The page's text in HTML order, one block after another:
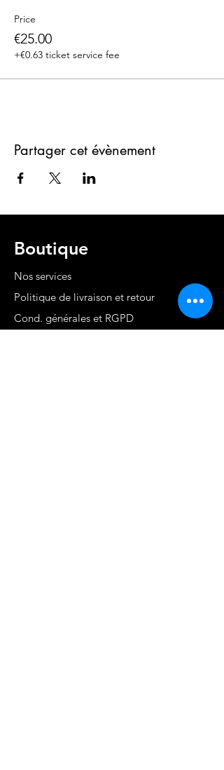
Price
€25.00
+€0.63 ticket service fee
Partager cet évènement
Boutique
Nos services
Politique de livraison et retour
Cond. générales et RGPD